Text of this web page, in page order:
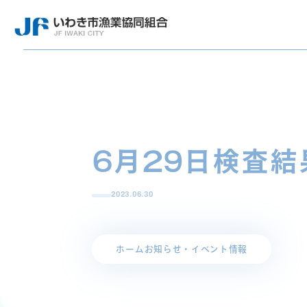
6月29日検査結
2023.06.30
ホーム お知らせ・イベント情報